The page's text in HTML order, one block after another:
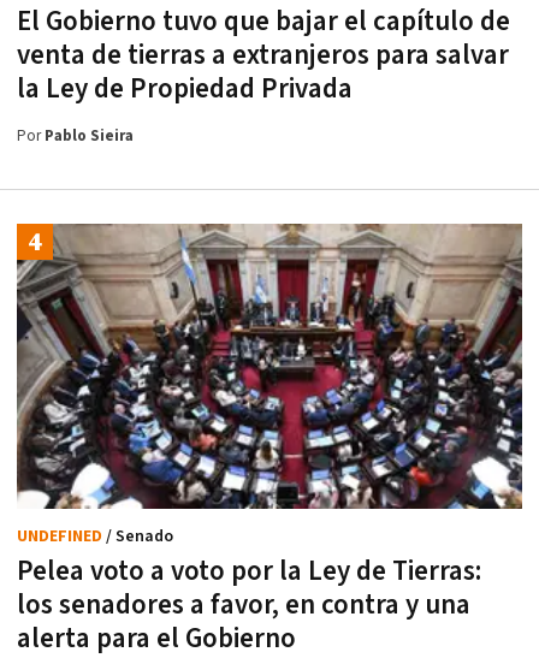
El Gobierno tuvo que bajar el capítulo de
venta de tierras a extranjeros para salvar
la Ley de Propiedad Privada
PorPablo Sieira
Pelea voto a voto por la Ley de Tierras:
los senadores a favor, en contra y una
alerta para el Gobierno
UNDEFINED / Senado